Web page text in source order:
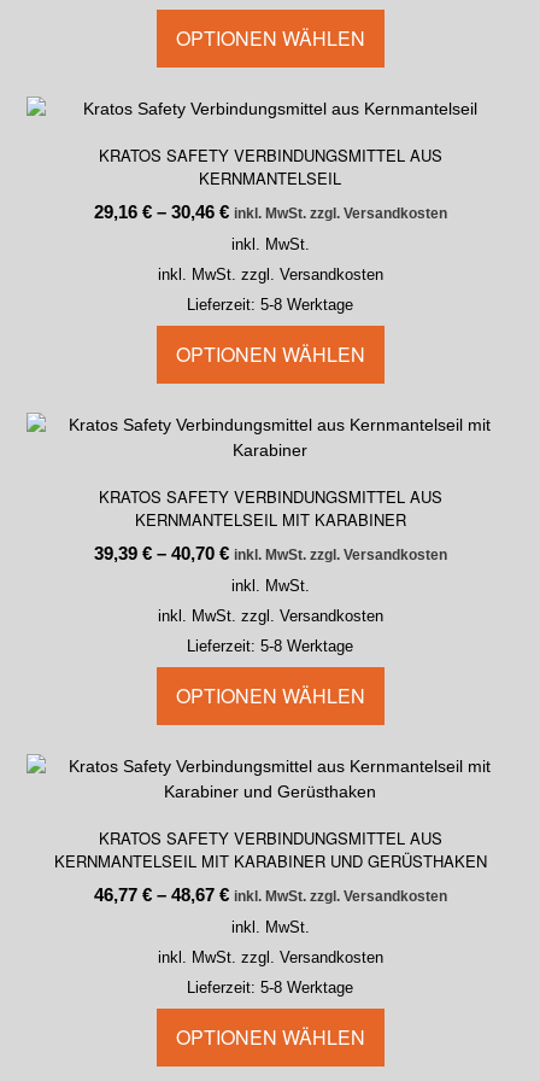
OPTIONEN WÄHLEN
KRATOS SAFETY VERBINDUNGSMITTEL AUS
KERNMANTELSEIL
29,16 €– 30,46 € inkl. MwSt. zzgl. Versandkosten
inkl. MwSt.
inkl. MwSt. zzgl. Versandkosten
Lieferzeit: 5-8 Werktage
OPTIONEN WÄHLEN
KRATOS SAFETY VERBINDUNGSMITTEL AUS
KERNMANTELSEIL MIT KARABINER
39,39 €– 40,70 € inkl. MwSt. zzgl. Versandkosten
inkl. MwSt.
inkl. MwSt. zzgl. Versandkosten
Lieferzeit: 5-8 Werktage
OPTIONEN WÄHLEN
KRATOS SAFETY VERBINDUNGSMITTEL AUS
KERNMANTELSEIL MIT KARABINER UND GERÜSTHAKEN
46,77 €– 48,67 € inkl. MwSt. zzgl. Versandkosten
inkl. MwSt.
inkl. MwSt. zzgl. Versandkosten
Lieferzeit: 5-8 Werktage
OPTIONEN WÄHLEN